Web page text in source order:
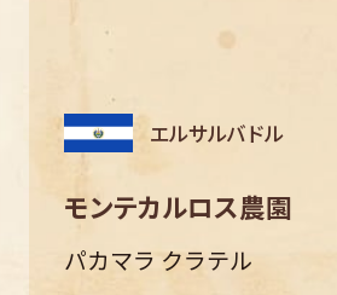
エルサルバドル
モンテカルロス農園
パカマラ クラテル